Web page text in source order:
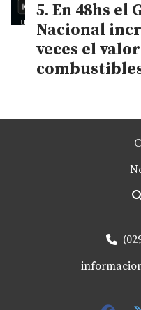
En 48hs el
Nacional
veces el